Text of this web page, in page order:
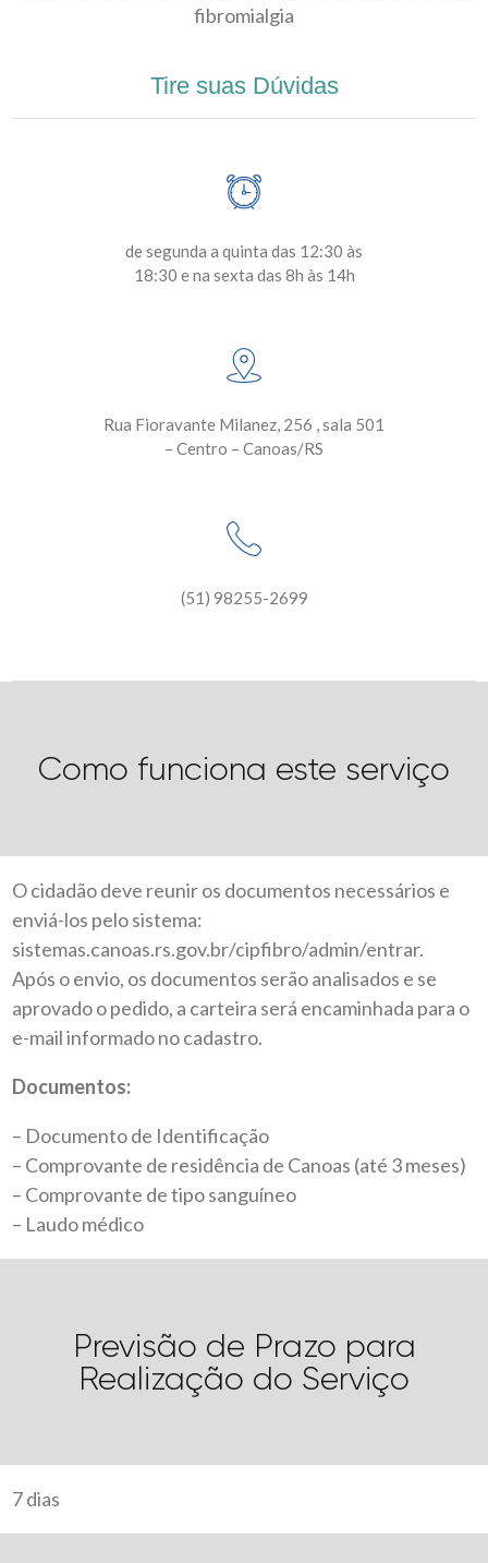
fibromialgia
Tire suas Dúvidas
de segunda a quinta das 12:30 às
18:30 e na sexta das 8h às 14h
Rua Fioravante Milanez, 256 , sala 501
– Centro – Canoas/RS
(51) 98255-2699
Como funciona este serviço
O cidadão deve reunir os documentos necessários e
enviá-los pelo sistema:
sistemas.canoas.rs.gov.br/cipfibro/admin/entrar.
Após o envio, os documentos serão analisados e se
aprovado o pedido, a carteira será encaminhada para o
e-mail informado no cadastro.
Documentos:
– Documento de Identificação
– Comprovante de residência de Canoas (até 3 meses)
– Comprovante de tipo sanguíneo
– Laudo médico
Previsão de Prazo para
Realização do Serviço
7 dias